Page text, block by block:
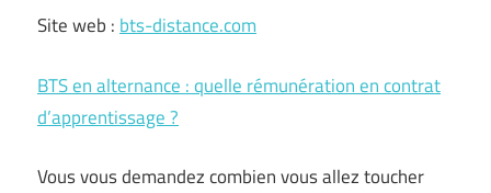
Site web : bts-distance.com
BTS en alternance : quelle rémunération en contrat
d’apprentissage ?
Vous vous demandez combien vous allez toucher